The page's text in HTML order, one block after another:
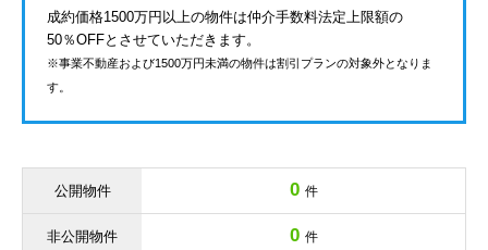
成約価格1500万円以上の物件は仲介手数料法定上限額の
50％OFFとさせていただきます。
※事業不動産および1500万円未満の物件は割引プランの対象外となりま
す。
公開物件 0 件
非公開物件 0 件